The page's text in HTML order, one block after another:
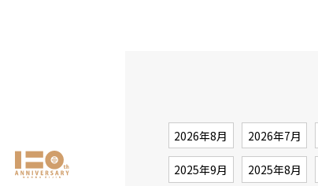
2026年8月 2026年7月
2025年9月 2025年8月